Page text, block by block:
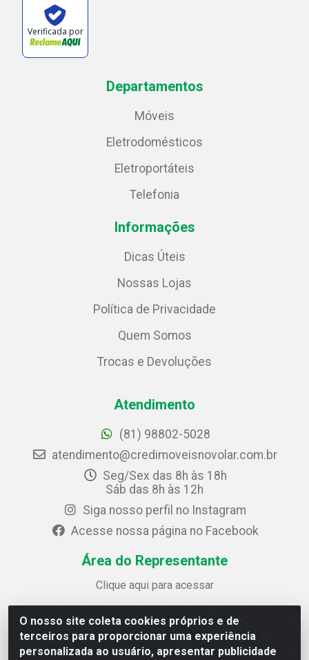
O nosso site coleta cookies próprios e de
terceiros para proporcionar uma experiência
personalizada ao usuário, apresentar publicidade
Verificada por
Departamentos
Móveis
Eletrodomésticos
Eletroportáteis
Telefonia
Informações
Dicas Úteis
Nossas Lojas
Política de Privacidade
Quem Somos
Trocas e Devoluções
Atendimento
(81) 98802-5028
atendimento@credimoveisnovolar.com.br
Seg/Sex das 8h às 18h
Sáb das 8h às 12h
Siga nosso perfil no Instagram
Acesse nossa página no Facebook
Área do Representante
Clique aqui para acessar
Credimóveis Novolar Ltda
Rua José Alves Bezerra, 430 - Prazeres - Jaboatão dos